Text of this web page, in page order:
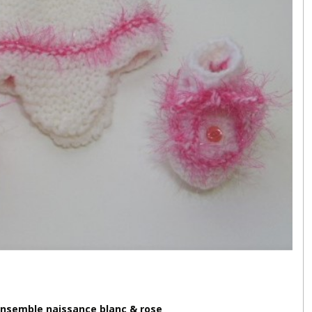
naissance blanc & rose